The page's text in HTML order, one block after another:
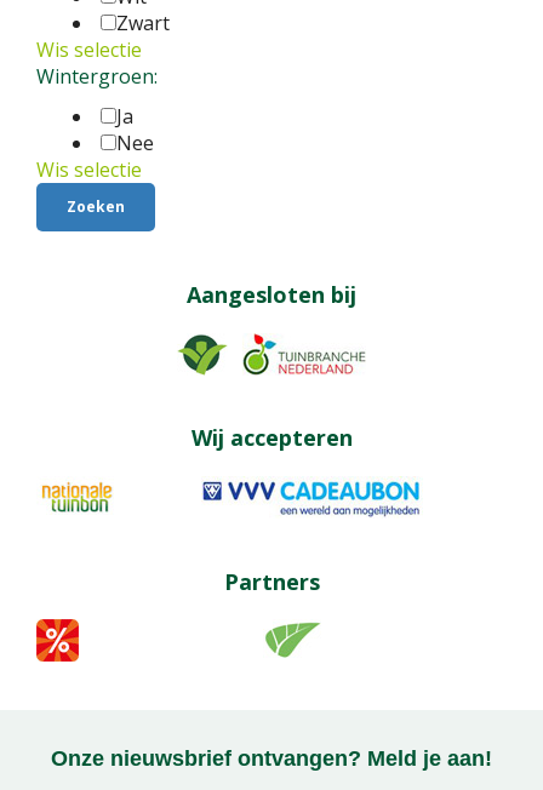
Zwart
Wis selectie
Wintergroen:
Ja
Nee
Wis selectie
Aangesloten bij
Wij accepteren
Partners
Onze nieuwsbrief ontvangen? Meld je aan!